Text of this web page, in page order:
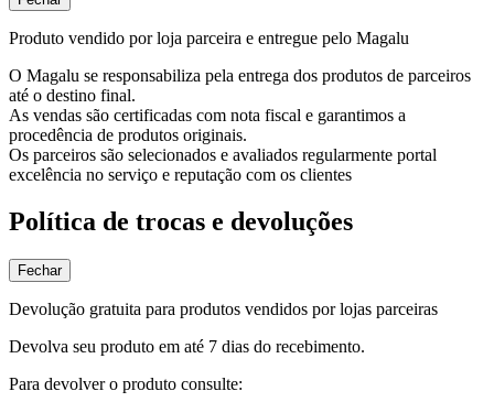
Produto vendido por loja parceira e entregue pelo Magalu
O Magalu se responsabiliza pela entrega dos produtos de parceiros
até o destino final.
As vendas são certificadas com nota fiscal e garantimos a
procedência de produtos originais.
Os parceiros são selecionados e avaliados regularmente portal
excelência no serviço e reputação com os clientes
Política de trocas e devoluções
Fechar
Devolução gratuita para produtos vendidos por lojas parceiras
Devolva seu produto em até 7 dias do recebimento.
Para devolver o produto consulte: